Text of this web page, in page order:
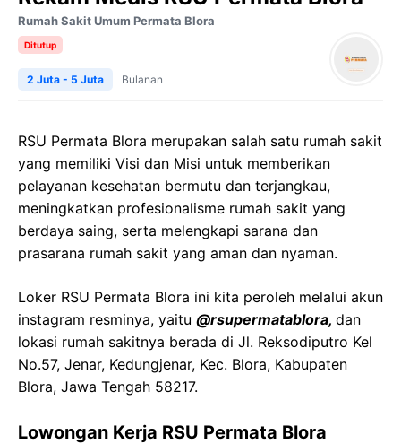
Rumah Sakit Umum Permata Blora
Ditutup
2 Juta - 5 Juta Bulanan
RSU Permata Blora merupakan salah satu rumah sakit
yang memiliki Visi dan Misi untuk memberikan
pelayanan kesehatan bermutu dan terjangkau,
meningkatkan profesionalisme rumah sakit yang
berdaya saing, serta melengkapi sarana dan
prasarana rumah sakit yang aman dan nyaman.
Loker RSU Permata Blora ini kita peroleh melalui akun
instagram resminya, yaitu @rsupermatablora, dan
lokasi rumah sakitnya berada di Jl. Reksodiputro Kel
No.57, Jenar, Kedungjenar, Kec. Blora, Kabupaten
Blora, Jawa Tengah 58217.
Lowongan Kerja RSU Permata Blora